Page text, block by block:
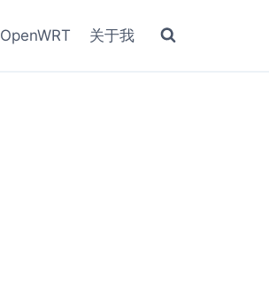
OpenWRT 关于我